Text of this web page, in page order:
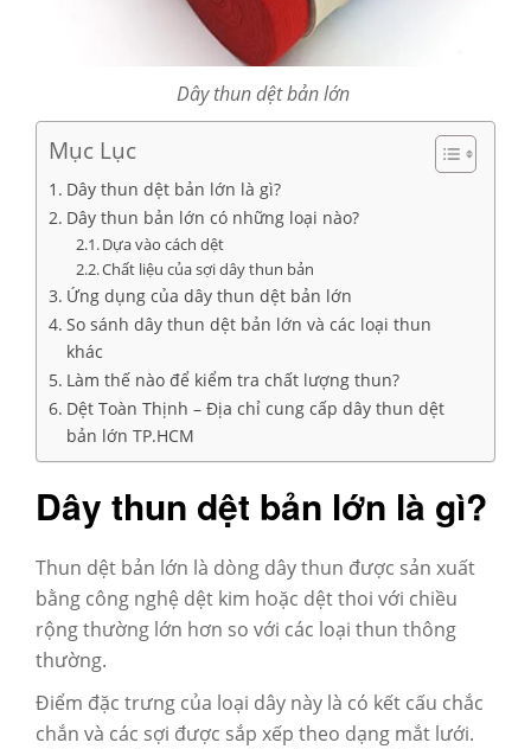
Dây thun dệt bản lớn
Mục Lục
Dây thun dệt bản lớn là gì?
Dây thun bản lớn có những loại nào?
Dựa vào cách dệt
Chất liệu của sợi dây thun bản
Ứng dụng của dây thun dệt bản lớn
So sánh dây thun dệt bản lớn và các loại thun
khác
Làm thế nào để kiểm tra chất lượng thun?
Dệt Toàn Thịnh – Địa chỉ cung cấp dây thun dệt
bản lớn TP.HCM
Dây thun dệt bản lớn là gì?
Thun dệt bản lớn là dòng dây thun được sản xuất
bằng công nghệ dệt kim hoặc dệt thoi với chiều
rộng thường lớn hơn so với các loại thun thông
thường.
Điểm đặc trưng của loại dây này là có kết cấu chắc
chắn và các sợi được sắp xếp theo dạng mắt lưới.